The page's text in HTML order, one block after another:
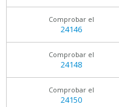
Comprobar el
24146
Comprobar el
24148
Comprobar el
24150